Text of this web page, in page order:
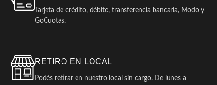
Tarjeta de crédito, débito, transferencia bancaria, Modo y
GoCuotas.
RETIRO EN LOCAL
Podés retirar en nuestro local sin cargo. De lunes a